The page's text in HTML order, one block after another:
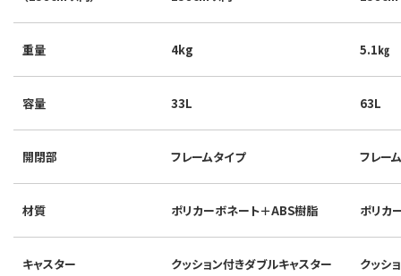
重量 4kg 5.1㎏
容量 33L 63L
開閉部 フレームタイプ フレー
材質 ポリカーボネート＋ABS樹脂 ポリカ
キャスター クッション付きダブルキャスター クッシ